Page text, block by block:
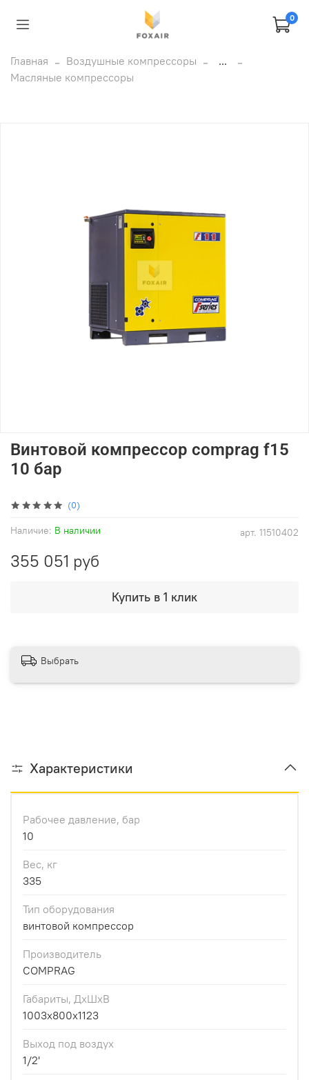
0
Главная Воздушные компрессоры
...
Масляные компрессоры
(0)
арт. 11510402
Наличие: В наличии
Винтовой компрессор comprag f15
10 бар
355 051 руб
Купить в 1 клик
Выбрать
Характеристики
Рабочее давление, бар
10
Вес, кг
335
Тип оборудования
винтовой компрессор
Производитель
COMPRAG
Габариты, ДхШхВ
1003x800x1123
Выход под воздух
1/2'